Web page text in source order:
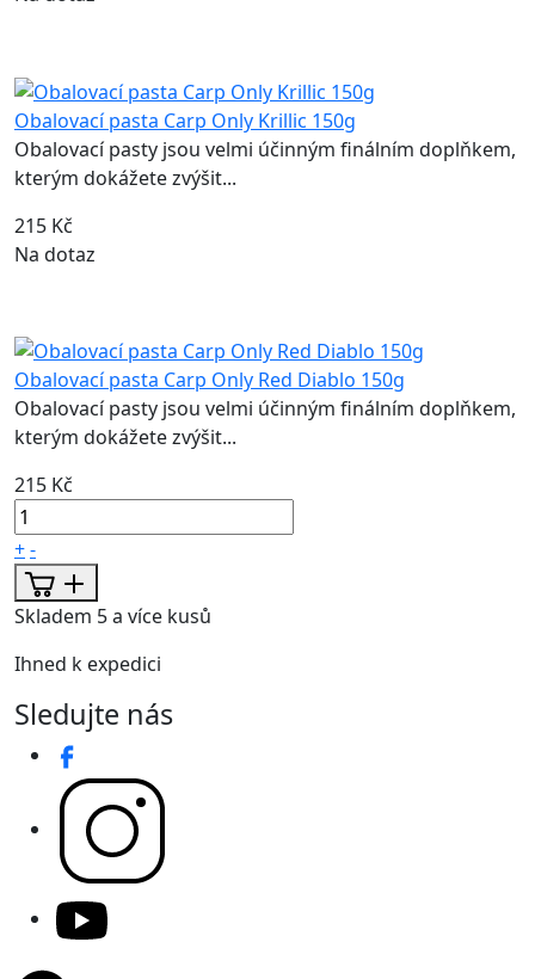
Obalovací pasta Carp Only Krillic 150g
Obalovací pasty jsou velmi účinným finálním doplňkem,
kterým dokážete zvýšit...
215 Kč
Na dotaz
Obalovací pasta Carp Only Red Diablo 150g
Obalovací pasty jsou velmi účinným finálním doplňkem,
kterým dokážete zvýšit...
215 Kč
+-
Skladem 5 a více kusů
Ihned k expedici
Sledujte nás